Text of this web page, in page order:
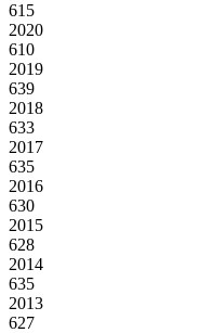
615
2020
610
2019
639
2018
633
2017
635
2016
630
2015
628
2014
635
2013
627